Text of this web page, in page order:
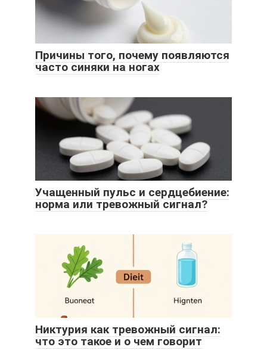
Причины того, почему появляются
часто синяки на ногах
Учащенный пульс и сердцебиение:
норма или тревожный сигнал?
Никтурия как тревожный сигнал:
что это такое и о чем говорит